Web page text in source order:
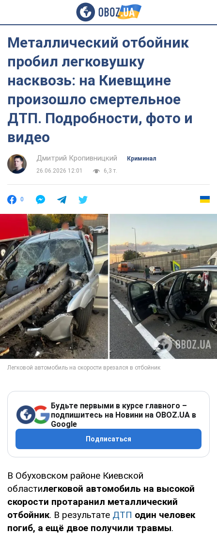
Металлический отбойник
пробил легковушку
насквозь: на Киевщине
произошло смертельное
ДТП. Подробности, фото и
видео
Дмитрий Кропивницкий
Криминал
26.06.2026 12:01
6,3 т.
0
Будьте первыми в курсе главного –
подпишитесь на Новини на OBOZ.UA в
Google
Подписаться
В Обуховском районе Киевской
областилегковой автомобиль на высокой
скорости протаранил металлический
отбойник. В результате ДТП один человек
погиб, а ещё двое получили травмы.